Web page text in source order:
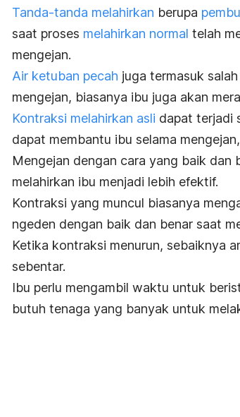
Tanda-tanda melahirkan berupa
saat proses melahirkan normal telah
mengejan.
Air ketuban pecah juga termasuk
mengejan, biasanya ibu juga akan
Kontraksi melahirkan asli dapat terjadi
dapat membantu ibu selama
Mengejan dengan cara yang baik
melahirkan ibu menjadi lebih efektif.
Kontraksi yang muncul biasanya
ngeden dengan baik dan benar saat
Ketika kontraksi menurun, sebaiknya
sebentar.
Ibu perlu mengambil waktu untuk
butuh tenaga yang banyak untuk